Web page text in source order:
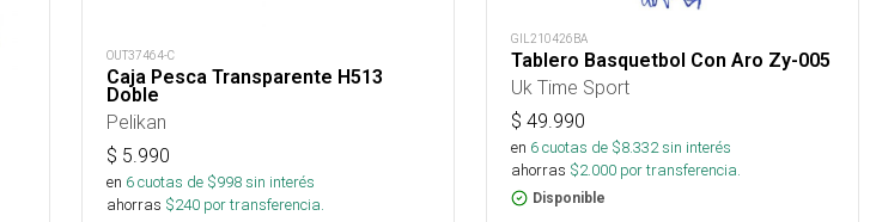
OUT37464-C
Caja Pesca Transparente H513
Doble
Pelikan
$ 5.990
en 6cuotas de $998sin interés
ahorras $240 por transferencia.
GIL210426BA
Tablero Basquetbol Con Aro Zy-005
Uk Time Sport
$ 49.990
en 6cuotas de $8.332sin interés
ahorras $2.000 por transferencia.
Disponible